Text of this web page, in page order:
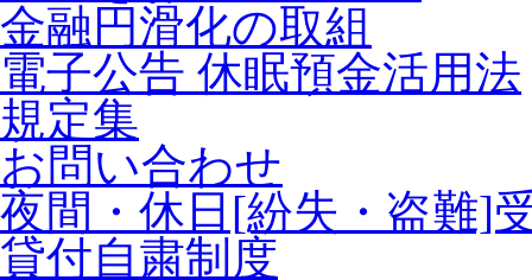
金融円滑化の取組
電子公告 休眠預金活用法
規定集
お問い合わせ
夜間・休日[紛失・盗難]
貸付自粛制度